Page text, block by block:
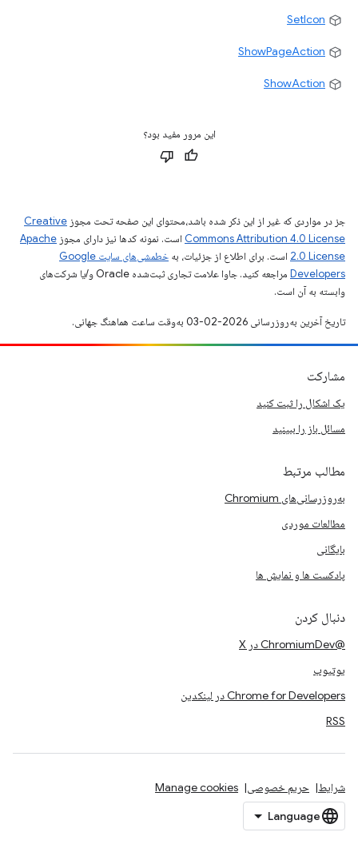
SetIcon
ShowPageAction
ShowAction
این مرور مفید بود؟
جز در مواردی که غیر از این ذکر شده باشد،‌محتوای این صفحه تحت مجوز Creative
Commons Attribution 4.0 License است. نمونه کدها نیز دارای مجوز Apache
2.0 License است. برای اطلاع از جزئیات، به
خطمشی‌های سایت Google
Developers‏
مراجعه کنید. جاوا علامت تجاری ثبت‌شده Oracle و/یا شرکت‌های
وابسته به آن است.
تاریخ آخرین به‌روزرسانی 2026-02-03 به‌وقت ساعت هماهنگ جهانی.
مشارکت
یک اشکال را ثبت کنید
مسائل باز را ببینید
مطالب مرتبط
به‌روزرسانی‌های Chromium
مطالعات موردی
بایگانی
پادکست ها و نمایش ها
دنبال کردن
@ChromiumDev در X
یوتیوب
Chrome for Developers در لینکدین
RSS
شرایط حریم خصوصی Manage cookies